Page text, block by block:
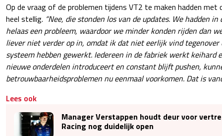
Op de vraag of de problemen tijdens VT2 te maken hadden met
heel stellig. “Nee, die stonden los van de updates. We hadden
helaas een probleem, waardoor we minder konden rijden dan
liever niet verder op in, omdat ik dat niet eerlijk vind tegenover
systeem hebben gewerkt. Iedereen in de fabriek werkt keihard
nieuwe onderdelen introduceert en constant blijft pushen,
betrouwbaarheidsproblemen nu eenmaal voorkomen. Dat is
Lees ook
Manager Verstappen houdt deur voor
Racing nog duidelijk open